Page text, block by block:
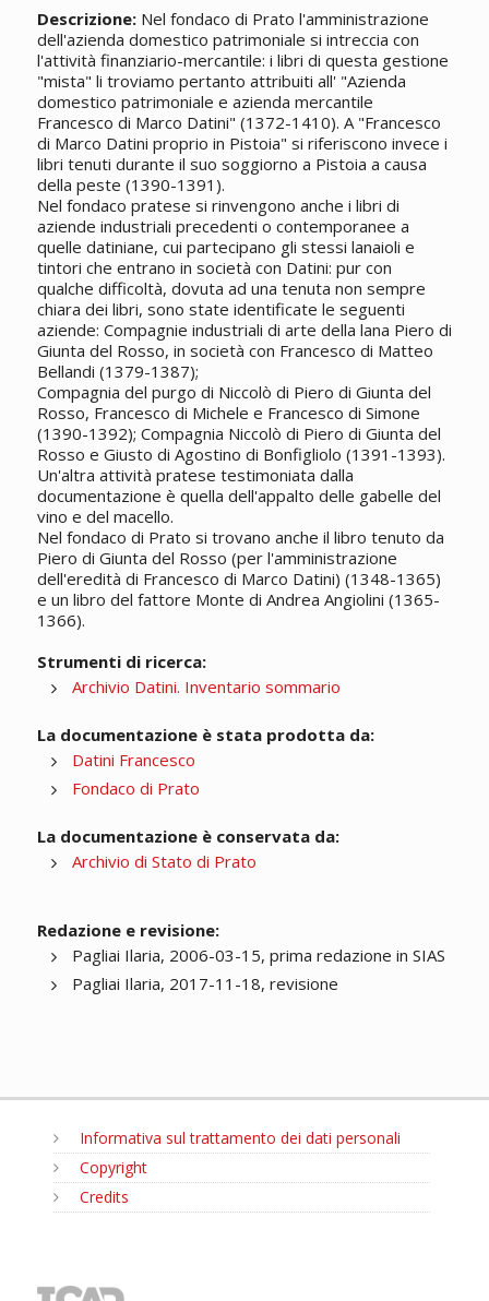
Descrizione:Nel fondaco di Prato l'amministrazione
dell'azienda domestico patrimoniale si intreccia con
l'attività finanziario-mercantile: i libri di questa gestione
"mista" li troviamo pertanto attribuiti all' "Azienda
domestico patrimoniale e azienda mercantile
Francesco di Marco Datini" (1372-1410). A "Francesco
di Marco Datini proprio in Pistoia" si riferiscono invece i
libri tenuti durante il suo soggiorno a Pistoia a causa
della peste (1390-1391).
Nel fondaco pratese si rinvengono anche i libri di
aziende industriali precedenti o contemporanee a
quelle datiniane, cui partecipano gli stessi lanaioli e
tintori che entrano in società con Datini: pur con
qualche difficoltà, dovuta ad una tenuta non sempre
chiara dei libri, sono state identificate le seguenti
aziende: Compagnie industriali di arte della lana Piero di
Giunta del Rosso, in società con Francesco di Matteo
Bellandi (1379-1387);
Compagnia del purgo di Niccolò di Piero di Giunta del
Rosso, Francesco di Michele e Francesco di Simone
(1390-1392); Compagnia Niccolò di Piero di Giunta del
Rosso e Giusto di Agostino di Bonfigliolo (1391-1393).
Un'altra attività pratese testimoniata dalla
documentazione è quella dell'appalto delle gabelle del
vino e del macello.
Nel fondaco di Prato si trovano anche il libro tenuto da
Piero di Giunta del Rosso (per l'amministrazione
dell'eredità di Francesco di Marco Datini) (1348-1365)
e un libro del fattore Monte di Andrea Angiolini (1365-
1366).
Strumenti di ricerca:
Archivio Datini. Inventario sommario
La documentazione è stata prodotta da:
Datini Francesco
Fondaco di Prato
La documentazione è conservata da:
Archivio di Stato di Prato
Redazione e revisione:
Pagliai Ilaria, 2006-03-15, prima redazione in SIAS
Pagliai Ilaria, 2017-11-18, revisione
Informativa sul trattamento dei dati personali
Copyright
Credits